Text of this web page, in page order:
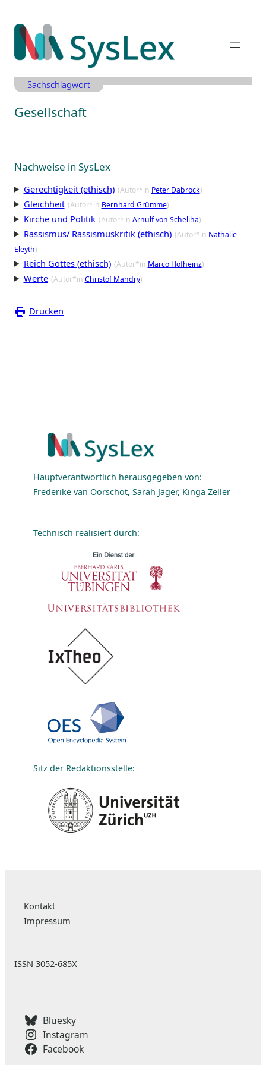
Inhalt
springen
Sachschlagwort
Gesellschaft
Nachweise in SysLex
Gerechtigkeit (ethisch) (Autor*in Peter Dabrock)
Gleichheit (Autor*in Bernhard Grümme)
Kirche und Politik (Autor*in Arnulf von Scheliha)
Rassismus/ Rassismuskritik (ethisch) (Autor*in Nathalie
Eleyth)
Reich Gottes (ethisch) (Autor*in Marco Hofheinz)
Werte (Autor*in Christof Mandry)
Drucken
Hauptverantwortlich herausgegeben von:
Frederike van Oorschot, Sarah Jäger, Kinga Zeller
Technisch realisiert durch:
Sitz der Redaktionsstelle:
Kontakt
Impressum
ISSN 3052-685X
Bluesky
Instagram
Facebook